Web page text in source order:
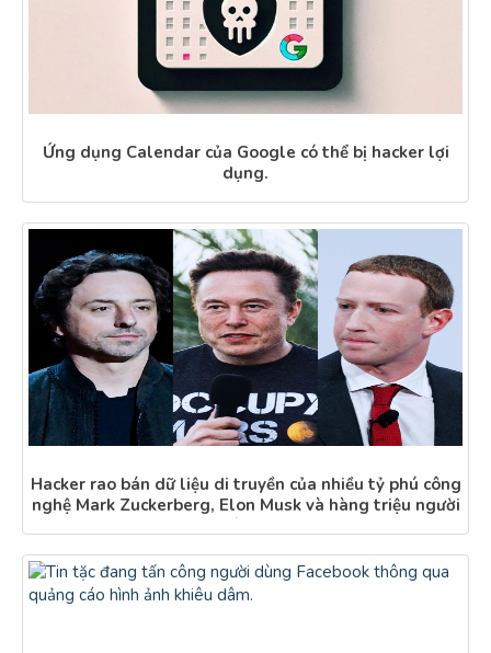
Ứng dụng Calendar của Google có thể bị hacker lợi
dụng.
Hacker rao bán dữ liệu di truyền của nhiều tỷ phú công
nghệ Mark Zuckerberg, Elon Musk và hàng triệu người